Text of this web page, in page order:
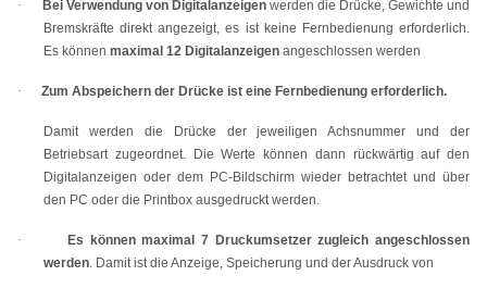
· Bei Verwendung von Digitalanzeigenwerden die Drücke, Gewichte und
Bremskräfte direkt angezeigt, es ist keine Fernbedienung erforderlich.
Es können maximal 12 Digitalanzeigen angeschlossen werden
· Zum Abspeichern der Drücke ist eine Fernbedienung erforderlich.
Damit werden die Drücke der jeweiligen Achsnummer und der
Betriebsart zugeordnet. Die Werte können dann rückwärtig auf den
Digitalanzeigen oder dem PC-Bildschirm wieder betrachtet und über
den PC oder die Printbox ausgedruckt werden.
·
Es können maximal 7 Druckumsetzer zugleich angeschlossen
werden . Damit ist die Anzeige, Speicherung und der Ausdruck von